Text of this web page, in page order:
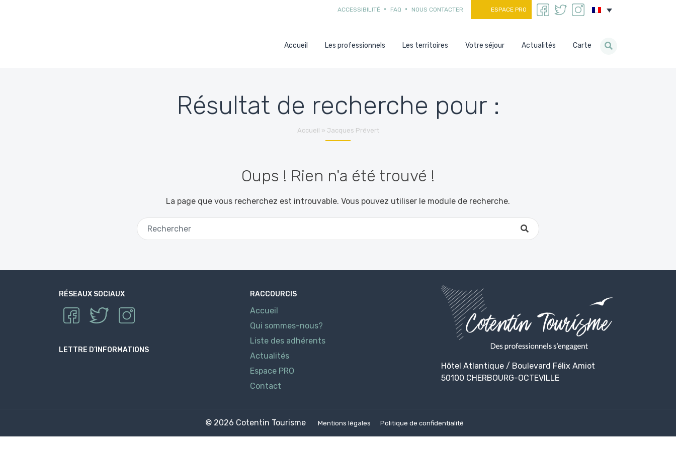
ACCESSIBILITÉ FAQ NOUS CONTACTER ESPACE PRO
Accueil Les professionnels Les territoires Votre séjour Actualités Carte
Résultat de recherche pour :
Accueil » Jacques Prévert
Oups ! Rien n'a été trouvé !
La page que vous recherchez est introuvable. Vous pouvez utiliser le module de recherche.
RÉSEAUX SOCIAUX
LETTRE D’INFORMATIONS
RACCOURCIS
Accueil
Qui sommes-nous?
Liste des adhérents
Actualités
Espace PRO
Contact
Hôtel Atlantique / Boulevard Félix Amiot
50100 CHERBOURG-OCTEVILLE
© 2026 Cotentin Tourisme Mentions légales Politique de confidentialité